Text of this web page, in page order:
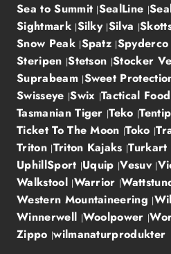
Sea to Summit SealLine
Sightmark Silky Silva
Snow Peak Spatz Spyderco
Steripen Stetson Stocker
Suprabeam Sweet
Swisseye Swix Tactical
Tasmanian Tiger Teko
Ticket To The Moon Toko
Triton Triton Kajaks Turkart
UphillSport Uquip Vesuv
Walkstool Warrior
Western Mountaineering
Winnerwell Woolpower
Zippo wilmanaturprodukter